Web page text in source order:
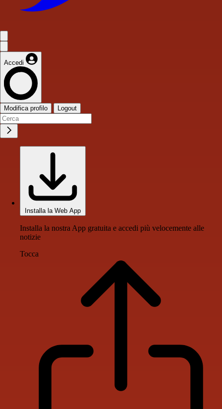
Accedi
Modifica profilo Logout
Installa la Web App
Installa la nostra App gratuita e accedi più velocemente alle
notizie
Tocca